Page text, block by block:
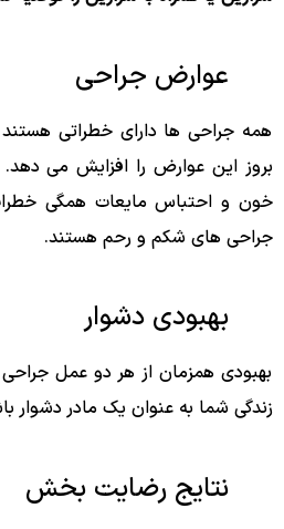
عوارض جراحی
همه جراحی ها دارای خطراتی
بروز این عوارض را افزایش می
خون و احتباس مایعات همگی
جراحی های شکم و رحم هستند.
بهبودی دشوار
بهبودی همزمان از هر دو عمل
زندگی شما به عنوان یک مادر دشوار
نتایج رضایت بخش